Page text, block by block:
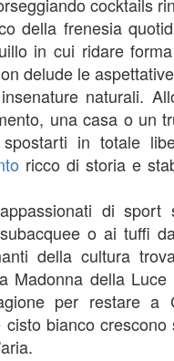
della frenesia
in cui ridare
delude le
naturali.
una casa o un
in totale
ricco di storia e
di sport
o ai tuffi
della cultura
Madonna della
per restare a
bianco crescono